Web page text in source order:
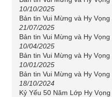
10/10/2025
Bản tin Vui Mừng và Hy Vọng
21/07/2025
Bản tin Vui Mừng và Hy Vọng
10/04/2025
Bản tin Vui Mừng và Hy Vọng
10/01/2025
Bản tin Vui Mừng và Hy Vọng
18/10/2024
Kỷ Yếu 50 Năm Lớp Hy